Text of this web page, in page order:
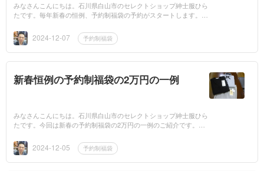
みなさんこんにちは。石川県白山市のセレクトショップ紳士服ひら
たです。毎年新春の恒例、予約制福袋の予約がスタートします。こ
みやサイ...2024-12-07 予約制福袋
新春恒例の予約制福袋の2万円の一例
みなさんこんにちは。石川県白山市のセレクトショップ紳士服ひら
たです。今回は新春の予約制福袋の2万円の一例のご紹介です。こ
すね。ど...2024-12-05 予約制福袋